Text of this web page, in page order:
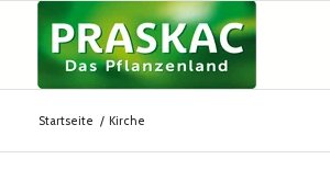
Startseite / Kirche